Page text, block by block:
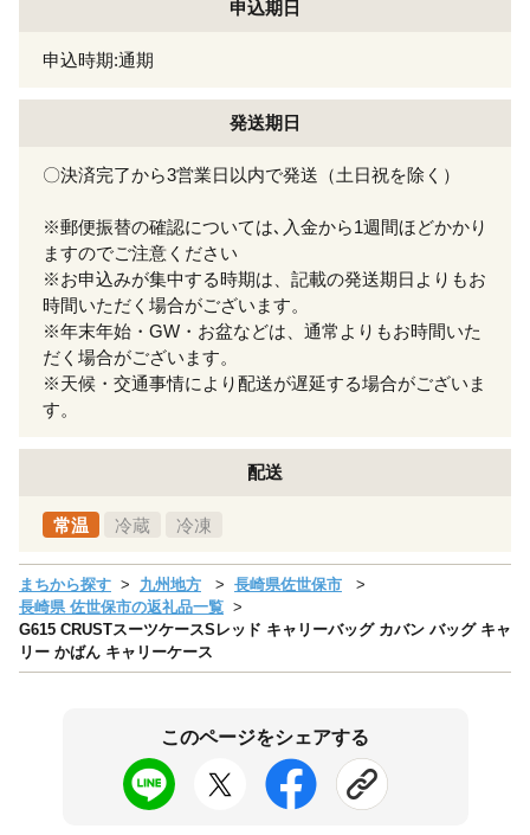
申込期日
申込時期:通期
発送期日
〇決済完了から3営業日以内で発送（土日祝を除く）
※郵便振替の確認については､入金から1週間ほどかかり
ますのでご注意ください
※お申込みが集中する時期は、記載の発送期日よりもお
時間いただく場合がございます。
※年末年始・GW・お盆などは、通常よりもお時間いた
だく場合がございます。
※天候・交通事情により配送が遅延する場合がございま
す。
配送
常温 冷蔵 冷凍
まちから探す 九州地方
長崎県佐世保市
長崎県 佐世保市の返礼品一覧
G615 CRUSTスーツケースSレッド キャリーバッグ カバン バッグ キャ
リー かばん キャリーケース
このページをシェアする